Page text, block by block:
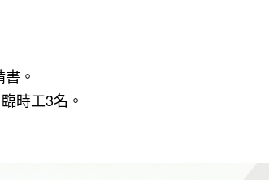
。
時工3名。